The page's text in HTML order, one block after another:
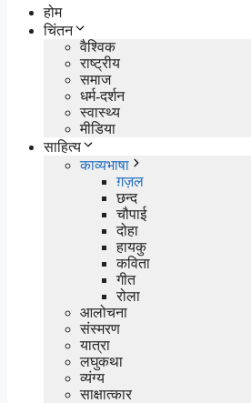
होम
चिंतन
वैश्विक
राष्ट्रीय
समाज
धर्म-दर्शन
स्वास्थ्य
मीडिया
साहित्य
काव्यभाषा
ग़ज़ल
छन्द
चौपाई
दोहा
हायकु
कविता
गीत
रोला
आलोचना
संस्मरण
यात्रा
लघुकथा
व्यंग्य
साक्षात्कार